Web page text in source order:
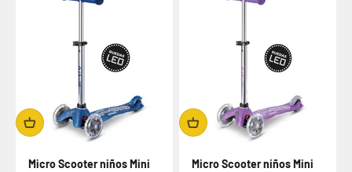
Micro Scooter niños Mini
Micro Scooter niños Mini